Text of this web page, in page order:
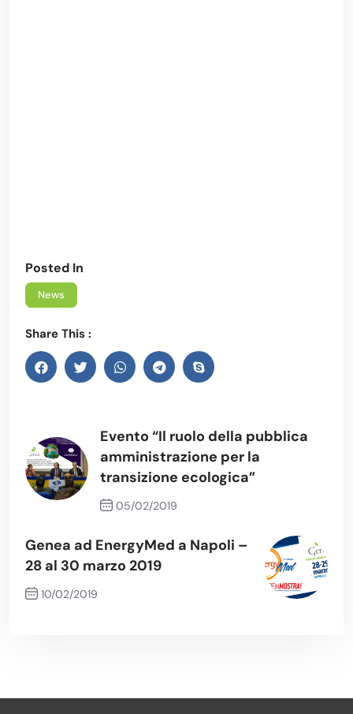
Posted In
News
Share This :
Evento “Il ruolo della pubblica
amministrazione per la
transizione ecologica”
05/02/2019
Genea ad EnergyMed a Napoli –
28 al 30 marzo 2019
10/02/2019